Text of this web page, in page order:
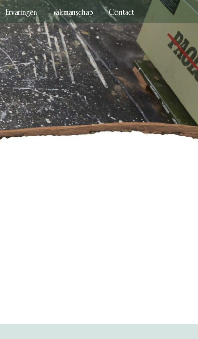
Ervaringen Vakmanschap Contact